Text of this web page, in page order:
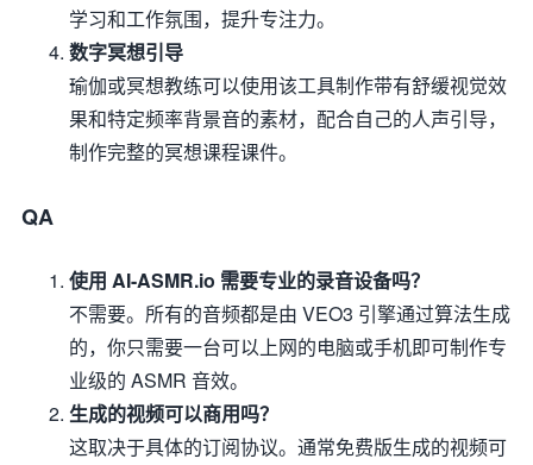
学习和工作氛围，提升专注力。
数字冥想引导
瑜伽或冥想教练可以使用该工具制作带有舒缓视觉效
果和特定频率背景音的素材，配合自己的人声引导，
制作完整的冥想课程课件。
QA
使用 AI-ASMR.io 需要专业的录音设备吗？
不需要。所有的音频都是由 VEO3 引擎通过算法生成
的，你只需要一台可以上网的电脑或手机即可制作专
业级的 ASMR 音效。
生成的视频可以商用吗？
这取决于具体的订阅协议。通常免费版生成的视频可